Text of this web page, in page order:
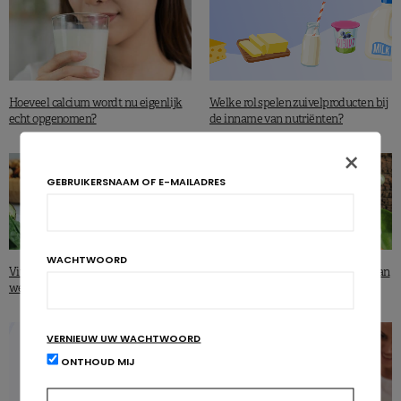
Hoeveel calcium wordt nu eigenlijk
echt opgenomen?
Welke rol spelen zuivelproducten bij
de inname van nutriënten?
Vitamine D en plantaardige voeding:
welke oplossingen zijn er?
Voedingssupplementen op basis van
×
GEBRUIKERSNAAM OF E-MAILADRES
WACHTWOORD
VERNIEUW UW WACHTWOORD
ONTHOUD MIJ